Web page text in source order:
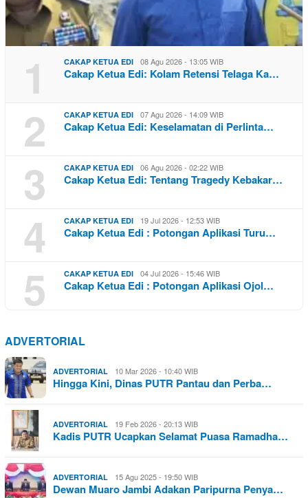
1 CAKAP KETUA EDI 08 Agu 2026 - 13:05 WIB
Cakap Ketua Edi: Kolam Retensi Telaga Ka…
2 CAKAP KETUA EDI 07 Agu 2026 - 14:09 WIB
Cakap Ketua Edi: Keselamatan di Perlinta…
3 CAKAP KETUA EDI 06 Agu 2026 - 02:22 WIB
Cakap Ketua Edi: Tentang Tragedy Kebakar…
4 CAKAP KETUA EDI 19 Jul 2026 - 12:53 WIB
Cakap Ketua Edi : Potongan Aplikasi Turu…
5 CAKAP KETUA EDI 04 Jul 2026 - 15:46 WIB
Cakap Ketua Edi : Potongan Aplikasi Ojol…
ADVERTORIAL
ADVERTORIAL 10 Mar 2026 - 10:40 WIB
Hingga Kini, Dinas PUTR Pantau dan Perba…
ADVERTORIAL 19 Feb 2026 - 20:13 WIB
Kadis PUTR Ucapkan Selamat Puasa Ramadha…
ADVERTORIAL 15 Agu 2025 - 19:50 WIB
Dewan Muaro Jambi Adakan Paripurna Penya…